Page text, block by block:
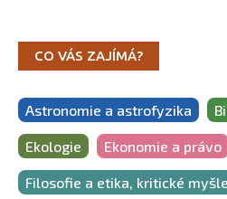
CO VÁS ZAJÍMÁ?
Astronomie a astrofyzika
Ekologie Ekonomie a právo
Filosofie a etika, kritické